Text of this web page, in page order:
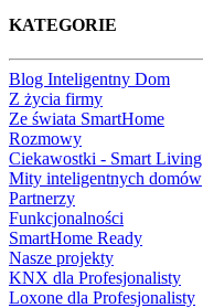
KATEGORIE
Blog Inteligentny Dom
Z życia firmy
Ze świata SmartHome
Rozmowy
Ciekawostki - Smart Living
Mity inteligentnych domów
Partnerzy
Funkcjonalności
SmartHome Ready
Nasze projekty
KNX dla Profesjonalisty
Loxone dla Profesjonalisty